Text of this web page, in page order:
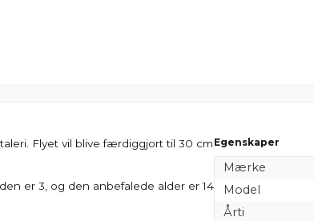
Flyet vil blive færdiggjort til 30 cm
er 3, og den anbefalede alder er 14
Egenskaper
Mærke
Model
Årti